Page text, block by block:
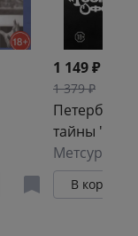
1 149 ₽
1 379 ₽
тайны
история
Метсур
В корзину